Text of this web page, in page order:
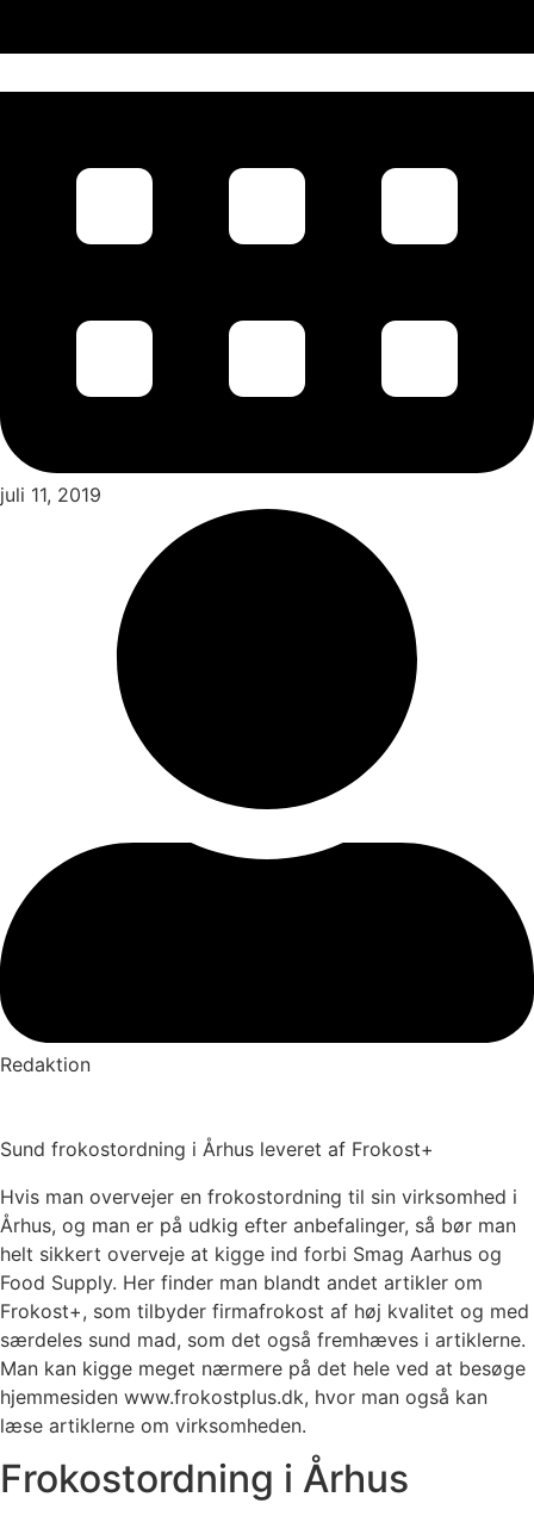
juli 11, 2019
Redaktion
Sund frokostordning i Århus leveret af Frokost+
Hvis man overvejer en frokostordning til sin virksomhed i
Århus, og man er på udkig efter anbefalinger, så bør man
helt sikkert overveje at kigge ind forbi Smag Aarhus og
Food Supply. Her finder man blandt andet artikler om
Frokost+, som tilbyder firmafrokost af høj kvalitet og med
særdeles sund mad, som det også fremhæves i artiklerne.
Man kan kigge meget nærmere på det hele ved at besøge
hjemmesiden www.frokostplus.dk, hvor man også kan
læse artiklerne om virksomheden.
Frokostordning i Århus